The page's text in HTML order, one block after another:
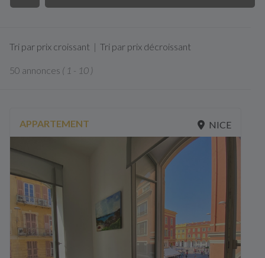
Tri par prix croissant | Tri par prix décroissant
50 annonces ( 1 - 10 )
APPARTEMENT NICE